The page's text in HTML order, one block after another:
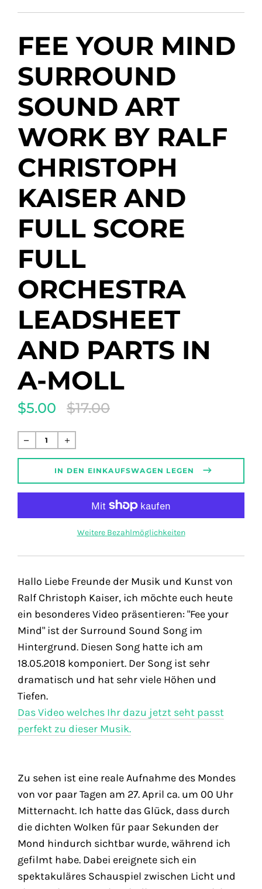
FEE YOUR MIND
SURROUND
SOUND ART
WORK BY RALF
CHRISTOPH
KAISER AND
FULL SCORE
FULL
ORCHESTRA
LEADSHEET
AND PARTS IN
A-MOLL
$5.00
Translation
de.products.product.regular_price
$17.00
Normaler
Preis
IN DEN EINKAUFSWAGEN LEGEN
Weitere Bezahlmöglichkeiten
Hallo Liebe Freunde der Musik und Kunst von
Ralf Christoph Kaiser, ich möchte euch heute
ein besonderes Video präsentieren: "Fee your
Mind" ist der Surround Sound Song im
Hintergrund. Diesen Song hatte ich am
18.05.2018 komponiert. Der Song ist sehr
dramatisch und hat sehr viele Höhen und
Tiefen.
Das Video welches Ihr dazu jetzt seht passt
perfekt zu dieser Musik.
Zu sehen ist eine reale Aufnahme des Mondes
von vor paar Tagen am 27. April ca. um 00 Uhr
Mitternacht. Ich hatte das Glück, dass durch
die dichten Wolken für paar Sekunden der
Mond hindurch sichtbar wurde, während ich
gefilmt habe. Dabei ereignete sich ein
spektakuläres Schauspiel zwischen Licht und